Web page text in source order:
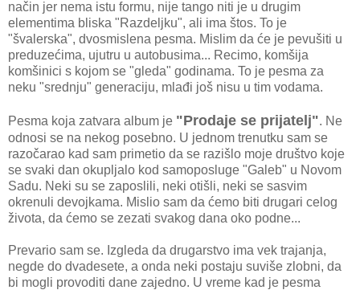
način jer nema istu formu, nije tango niti je u drugim
elementima bliska "Razdeljku", ali ima štos. To je
"švalerska", dvosmislena pesma. Mislim da će je pevušiti u
preduzećima, ujutru u autobusima... Recimo, komšija
komšinici s kojom se "gleda" godinama. To je pesma za
neku "srednju" generaciju, mlađi još nisu u tim vodama.
Pesma koja zatvara album je "Prodaje se prijatelj". Ne
odnosi se na nekog posebno. U jednom trenutku sam se
razočarao kad sam primetio da se razišlo moje društvo koje
se svaki dan okupljalo kod samoposluge "Galeb" u Novom
Sadu. Neki su se zaposlili, neki otišli, neki se sasvim
okrenuli devojkama. Mislio sam da ćemo biti drugari celog
života, da ćemo se zezati svakog dana oko podne...
Prevario sam se. Izgleda da drugarstvo ima vek trajanja,
negde do dvadesete, a onda neki postaju suviše zlobni, da
bi mogli provoditi dane zajedno. U vreme kad je pesma